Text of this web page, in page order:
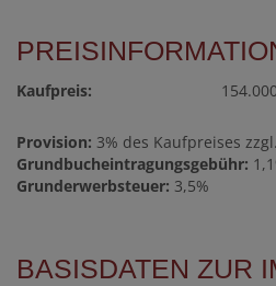
Kaufpreis:
Provision: 3% des Kaufpreises
Grundbucheintragungsgebühr:
Grunderwerbsteuer: 3,5%
BASISDATEN ZUR